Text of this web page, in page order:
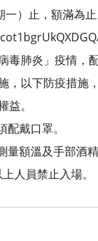
一）止，額滿為
毒肺炎」疫情，
，以下防疫措施
。
戴口罩。
量額溫及手部酒
人員禁止入場。